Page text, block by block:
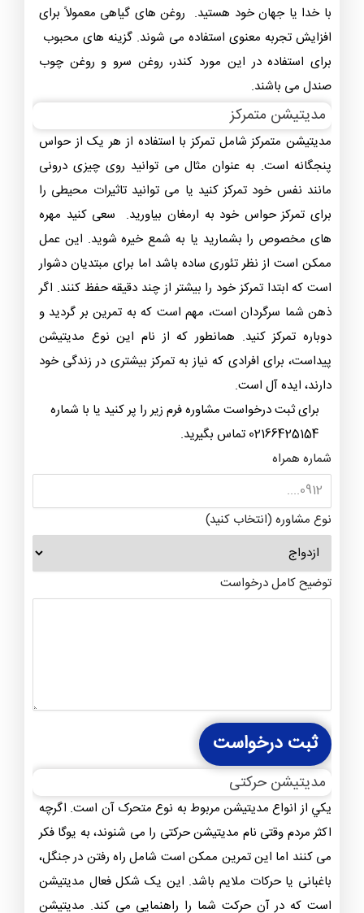
با خدا یا جهان خود هستید. روغن های گیاهی معمولاً برای
افزایش تجربه معنوی استفاده می ‌شوند. گزینه‌ های محبوب
برای استفاده در این مورد کندر، روغن سرو و روغن چوب
صندل می ‌باشند.
مدیتیشن متمرکز
مدیتیشن متمرکز شامل تمرکز با استفاده از هر یک از حواس
پنجگانه است. به عنوان مثال می توانید روی چیزی درونی
مانند نفس خود تمرکز کنید یا می ‌توانید تاثیرات محیطی را
برای تمرکز حواس خود به ارمغان بیاورید. سعی کنید مهره
های مخصوص را بشمارید یا به شمع خیره شوید. این عمل
ممکن است از نظر تئوری ساده باشد اما برای مبتدیان دشوار
است که ابتدا تمرکز خود را بیشتر از چند دقیقه حفظ کنند. اگر
ذهن شما سرگردان است، مهم است که به تمرین بر گردید و
دوباره تمرکز کنید. همانطور که از نام این نوع مدیتیشن
پیداست، برای افرادی که نیاز به تمرکز بیشتری در زندگی خود
دارند، ایده‌ آل است.
برای ثبت درخواست مشاوره فرم زیر را پر کنید یا با شماره
02166425154 تماس بگیرید.
شماره همراه
نوع مشاوره (انتخاب کنید)
توضیح کامل درخواست
ثبت درخواست
مدیتیشن حرکتی
يکي از انواع مديتيشن مربوط به نوع متحرک آن است. اگرچه
اکثر مردم وقتی نام مدیتیشن حرکتی را می شنوند، به یوگا فکر
می کنند اما این تمرین ممکن است شامل راه رفتن در جنگل،
باغبانی یا حرکات ملایم باشد. این یک شکل فعال مدیتیشن
است که در آن حرکت شما را راهنمایی می کند. مدیتیشن